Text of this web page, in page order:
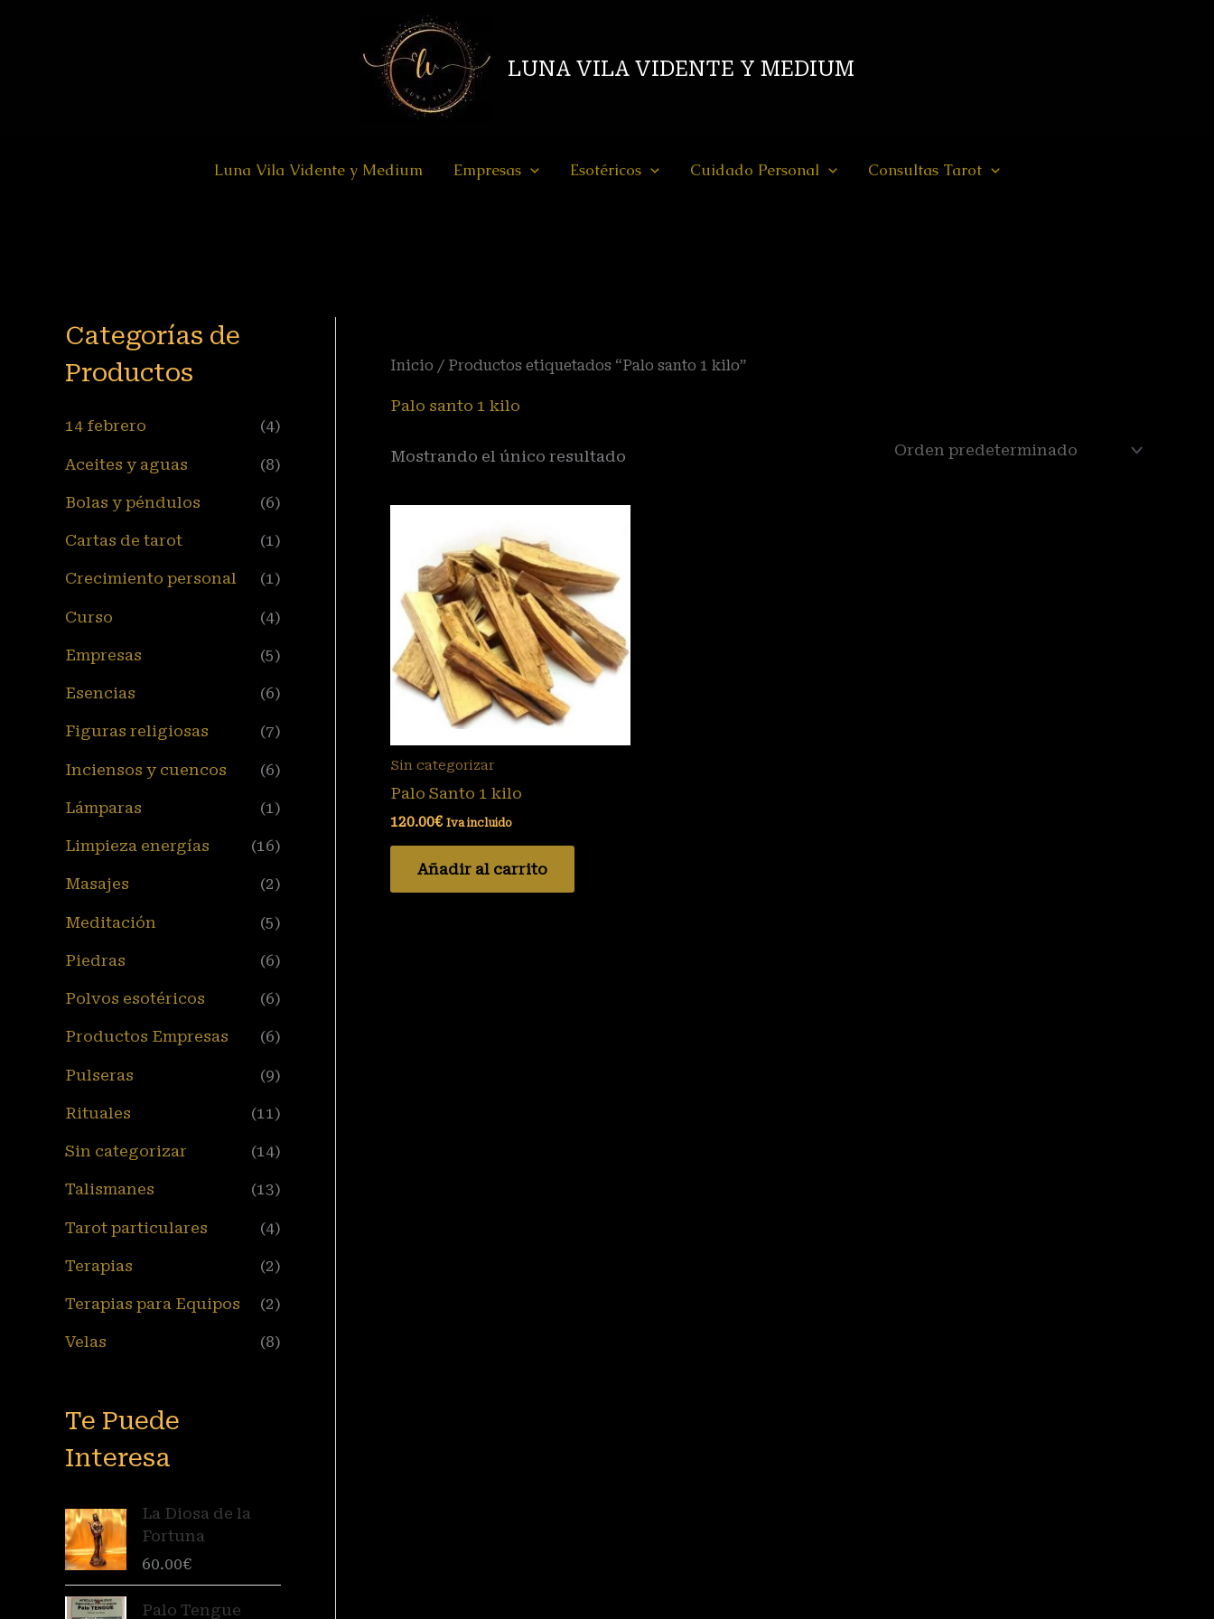
LUNA VILA VIDENTE Y MEDIUM
Luna Vila Vidente y Medium Empresas Esotéricos Cuidado Personal Consultas Tarot
Categorías de
Productos
14 febrero (4)
Aceites y aguas (8)
Bolas y péndulos (6)
Cartas de tarot (1)
Crecimiento personal (1)
Curso (4)
Empresas (5)
Esencias (6)
Figuras religiosas (7)
Inciensos y cuencos (6)
Lámparas (1)
Limpieza energías (16)
Masajes (2)
Meditación (5)
Piedras (6)
Polvos esotéricos (6)
Productos Empresas (6)
Pulseras (9)
Rituales (11)
Sin categorizar (14)
Talismanes (13)
Tarot particulares (4)
Terapias (2)
Terapias para Equipos (2)
Velas (8)
Te Puede
Interesa
La Diosa de la
Fortuna
60.00€
Palo Tengue
Inicio / Productos etiquetados “Palo santo 1 kilo”
Palo santo 1 kilo
Mostrando el único resultado
Sin categorizar
Palo Santo 1 kilo
120.00€ Iva incluido
Añadir al carrito